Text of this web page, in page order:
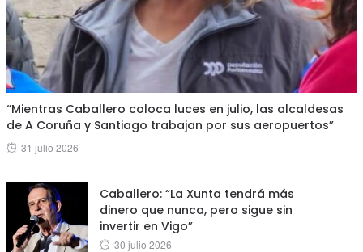
“Mientras Caballero coloca luces en julio, las alcaldesas
de A Coruña y Santiago trabajan por sus aeropuertos”
Posted
31 julio 2026
Caballero: “La Xunta tendrá más
dinero que nunca, pero sigue sin
invertir en Vigo”
Posted
30 julio 2026